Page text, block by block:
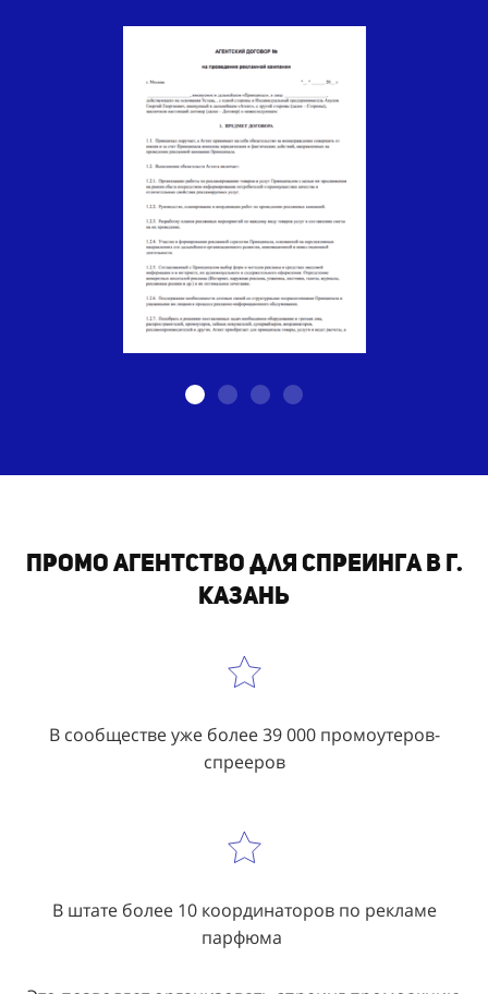
Промо агентство для спреинга в г.
Казань
В сообществе уже более 39 000 промоутеров-
спрееров
В штате более 10 координаторов по рекламе
парфюма